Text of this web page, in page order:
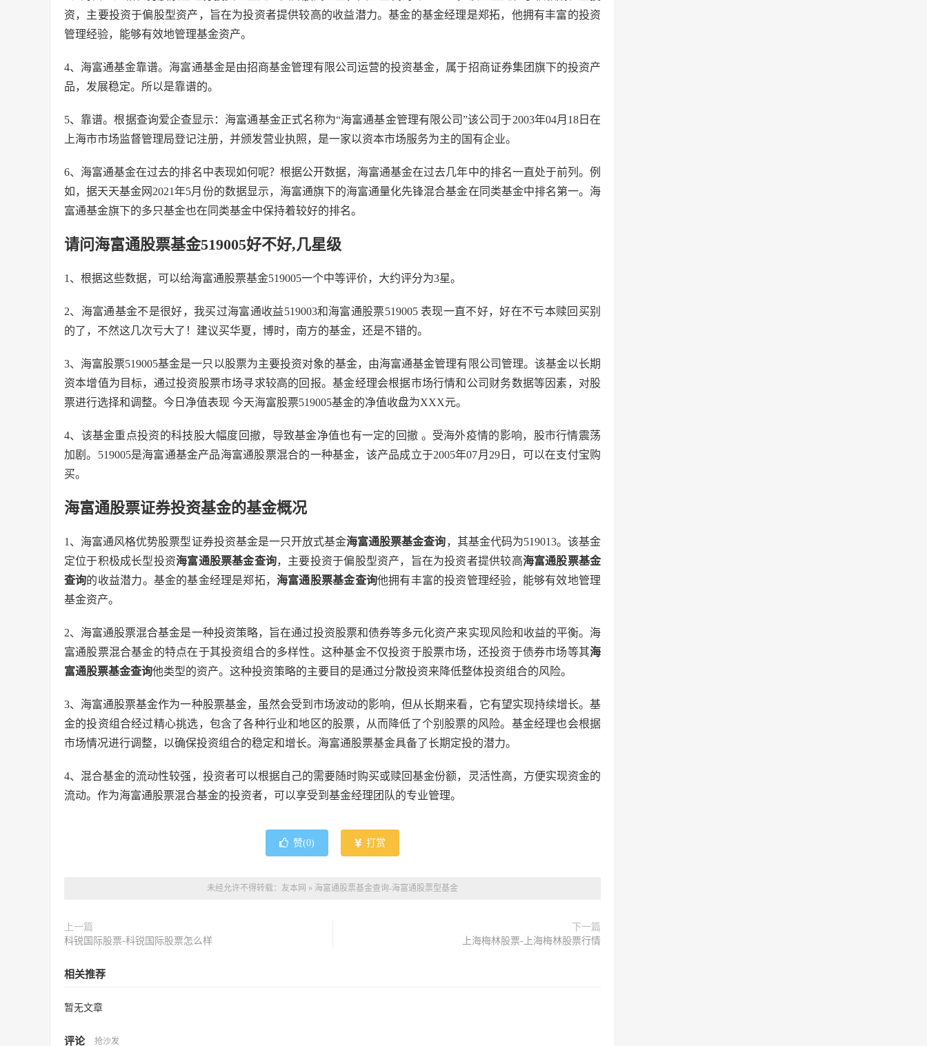
资，主要投资于偏股型资产，旨在为投资者提供较高的收益潜力。基金的基金经理是郑拓，他拥有丰富的投资
管理经验，能够有效地管理基金资产。
4、海富通基金靠谱。海富通基金是由招商基金管理有限公司运营的投资基金，属于招商证券集团旗下的投资产
品，发展稳定。所以是靠谱的。
5、靠谱。根据查询爱企查显示：海富通基金正式名称为“海富通基金管理有限公司”该公司于2003年04月18日在
上海市市场监督管理局登记注册，并颁发营业执照，是一家以资本市场服务为主的国有企业。
6、海富通基金在过去的排名中表现如何呢？根据公开数据，海富通基金在过去几年中的排名一直处于前列。例
如，据天天基金网2021年5月份的数据显示，海富通旗下的海富通量化先锋混合基金在同类基金中排名第一。海
富通基金旗下的多只基金也在同类基金中保持着较好的排名。
请问海富通股票基金519005好不好,几星级
1、根据这些数据，可以给海富通股票基金519005一个中等评价，大约评分为3星。
2、海富通基金不是很好，我买过海富通收益519003和海富通股票519005 表现一直不好，好在不亏本赎回买别
的了，不然这几次亏大了！建议买华夏，博时，南方的基金，还是不错的。
3、海富股票519005基金是一只以股票为主要投资对象的基金，由海富通基金管理有限公司管理。该基金以长期
资本增值为目标，通过投资股票市场寻求较高的回报。基金经理会根据市场行情和公司财务数据等因素，对股
票进行选择和调整。今日净值表现 今天海富股票519005基金的净值收盘为XXX元。
4、该基金重点投资的科技股大幅度回撤，导致基金净值也有一定的回撤 。受海外疫情的影响，股市行情震荡
加剧。519005是海富通基金产品海富通股票混合的一种基金，该产品成立于2005年07月29日，可以在支付宝购
买。
海富通股票证券投资基金的基金概况
1、海富通风格优势股票型证券投资基金是一只开放式基金海富通股票基金查询，其基金代码为519013。该基金
定位于积极成长型投资海富通股票基金查询，主要投资于偏股型资产，旨在为投资者提供较高海富通股票基金
查询的收益潜力。基金的基金经理是郑拓，海富通股票基金查询他拥有丰富的投资管理经验，能够有效地管理
基金资产。
2、海富通股票混合基金是一种投资策略，旨在通过投资股票和债券等多元化资产来实现风险和收益的平衡。海
富通股票混合基金的特点在于其投资组合的多样性。这种基金不仅投资于股票市场，还投资于债券市场等其海
富通股票基金查询他类型的资产。这种投资策略的主要目的是通过分散投资来降低整体投资组合的风险。
3、海富通股票基金作为一种股票基金，虽然会受到市场波动的影响，但从长期来看，它有望实现持续增长。基
金的投资组合经过精心挑选，包含了各种行业和地区的股票，从而降低了个别股票的风险。基金经理也会根据
市场情况进行调整，以确保投资组合的稳定和增长。海富通股票基金具备了长期定投的潜力。
4、混合基金的流动性较强，投资者可以根据自己的需要随时购买或赎回基金份额，灵活性高，方便实现资金的
流动。作为海富通股票混合基金的投资者，可以享受到基金经理团队的专业管理。
赞(0) 打赏
未经允许不得转载： 友本网 » 海富通股票基金查询-海富通股票型基金
上一篇
科锐国际股票-科锐国际股票怎么样
下一篇
上海梅林股票-上海梅林股票行情
相关推荐
暂无文章
评论 抢沙发